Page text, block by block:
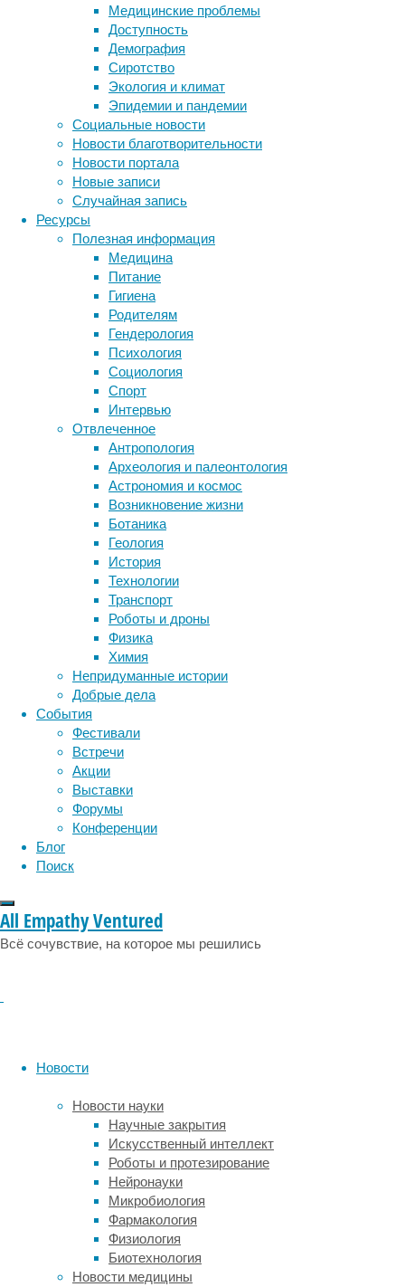
Медицинские проблемы
Доступность
Демография
Сиротство
Экология и климат
Эпидемии и пандемии
Социальные новости
Новости благотворительности
Новости портала
Новые записи
Случайная запись
Ресурсы
Полезная информация
Медицина
Питание
Гигиена
Родителям
Гендерология
Психология
Социология
Спорт
Интервью
Отвлеченное
Антропология
Археология и палеонтология
Астрономия и космос
Возникновение жизни
Ботаника
Геология
История
Технологии
Транспорт
Роботы и дроны
Физика
Химия
Непридуманные истории
Добрые дела
События
Фестивали
Встречи
Акции
Выставки
Форумы
Конференции
Блог
Поиск
All Empathy Ventured
Всё сочувствие, на которое мы решились
Новости
Новости науки
Научные закрытия
Искусственный интеллект
Роботы и протезирование
Нейронауки
Микробиология
Фармакология
Физиология
Биотехнология
Новости медицины
случай
описан
этого
лишь
раз.
МРТ на уровне левого плеча. Стрелками
Мужчина,
около
30
лет,
обратился
врачам
под
руководством
Филиппо
Гербер
(Filippo
Gerber)
из
Больницы
Лозаннского
университета
сильной
болью
плече
последующей
атрофией
мышц
в
течение
пяти
месяцев,
которые
начались
через
оспой
обезьян.
эпилепсия
эпизодическое
употребление
наркотиков.
Случай
описан
BMJ
Case
Reports.
Метки
ДНК бактерии биология
биотехнология
генетика дети
здоровье знания
инструменты и методы
исследования
медицина
мозг наука
нейробиология
нейрофизиология
поведение
сон социальные проблемы
физиология